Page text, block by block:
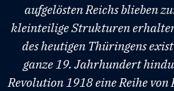
aufgelösten Reichs blieben
kleinteilige Strukturen
des heutigen Thüringens
ganze 19. Jahrhundert
Revolution 1918 eine Reihe